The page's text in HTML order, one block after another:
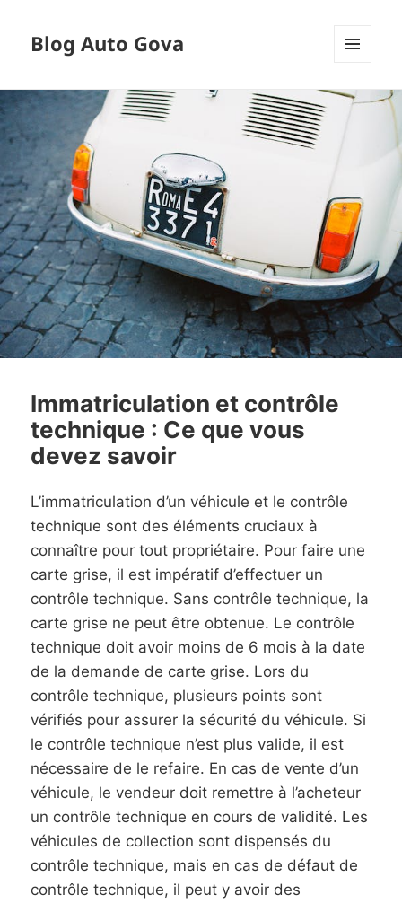
Blog Auto Gova
WIDGETS
Immatriculation et contrôle
technique : Ce que vous
devez savoir
L’immatriculation d’un véhicule et le contrôle
technique sont des éléments cruciaux à
connaître pour tout propriétaire. Pour faire une
carte grise, il est impératif d’effectuer un
contrôle technique. Sans contrôle technique, la
carte grise ne peut être obtenue. Le contrôle
technique doit avoir moins de 6 mois à la date
de la demande de carte grise. Lors du
contrôle technique, plusieurs points sont
vérifiés pour assurer la sécurité du véhicule. Si
le contrôle technique n’est plus valide, il est
nécessaire de le refaire. En cas de vente d’un
véhicule, le vendeur doit remettre à l’acheteur
un contrôle technique en cours de validité. Les
véhicules de collection sont dispensés du
contrôle technique, mais en cas de défaut de
contrôle technique, il peut y avoir des